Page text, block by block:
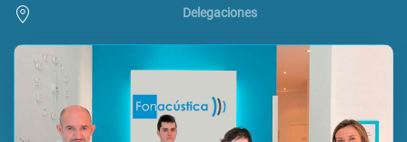
Delegaciones